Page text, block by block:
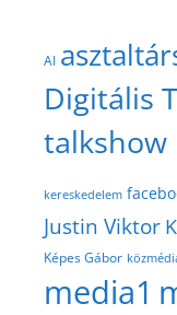
AI
Digitális
kereskedelem
Justin Viktor
Képes Gábor
media1